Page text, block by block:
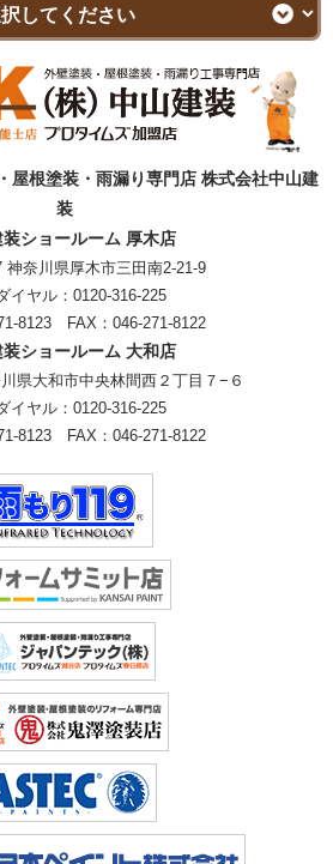
屋根塗装・雨漏り専門店 株式会社中山建
装
ショールーム 厚木店
神奈川県厚木市三田南2-21-9
イヤル： 0120-316-225
8123 FAX：046-271-8122
ショールーム 大和店
県大和市中央林間西２丁目７−６
イヤル： 0120-316-225
8123 FAX：046-271-8122